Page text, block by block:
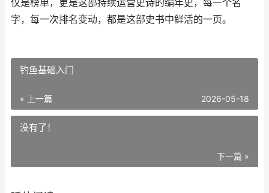
仅是榜单，更是这部持续运营史诗的编年史，每一个名
字，每一次排名变动，都是这部史书中鲜活的一页。
钓鱼基础入门
« 上一篇 2026-05-18
没有了！
下一篇 »